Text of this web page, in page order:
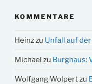
KOMMENTARE
Heinzzu Unfall auf
Michael zu Burghaus:
Wolfgang Wolpertzu